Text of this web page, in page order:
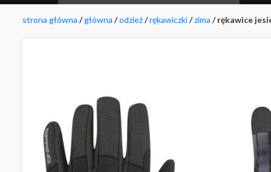
strona główna /główna /odzież/rękawiczki/zima / rękawice